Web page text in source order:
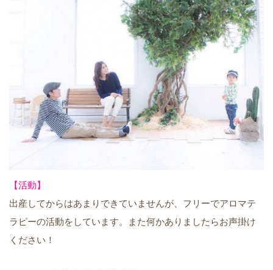
【活動】
出産してからはあまりできていませんが、フリーでアロマテ
ラピーの活動をしています。また何かありましたらお声掛け
ください！